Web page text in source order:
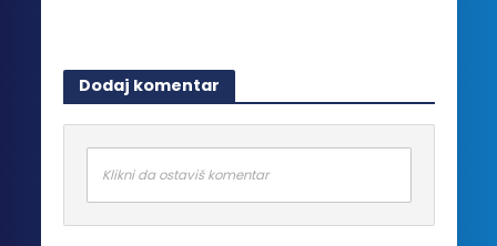
Dodaj komentar
Klikni da ostaviš komentar